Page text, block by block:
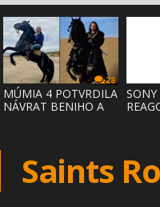
28
MÚMIA 4 POTVRDILA
NÁVRAT BENIHO A
SONY
Saints